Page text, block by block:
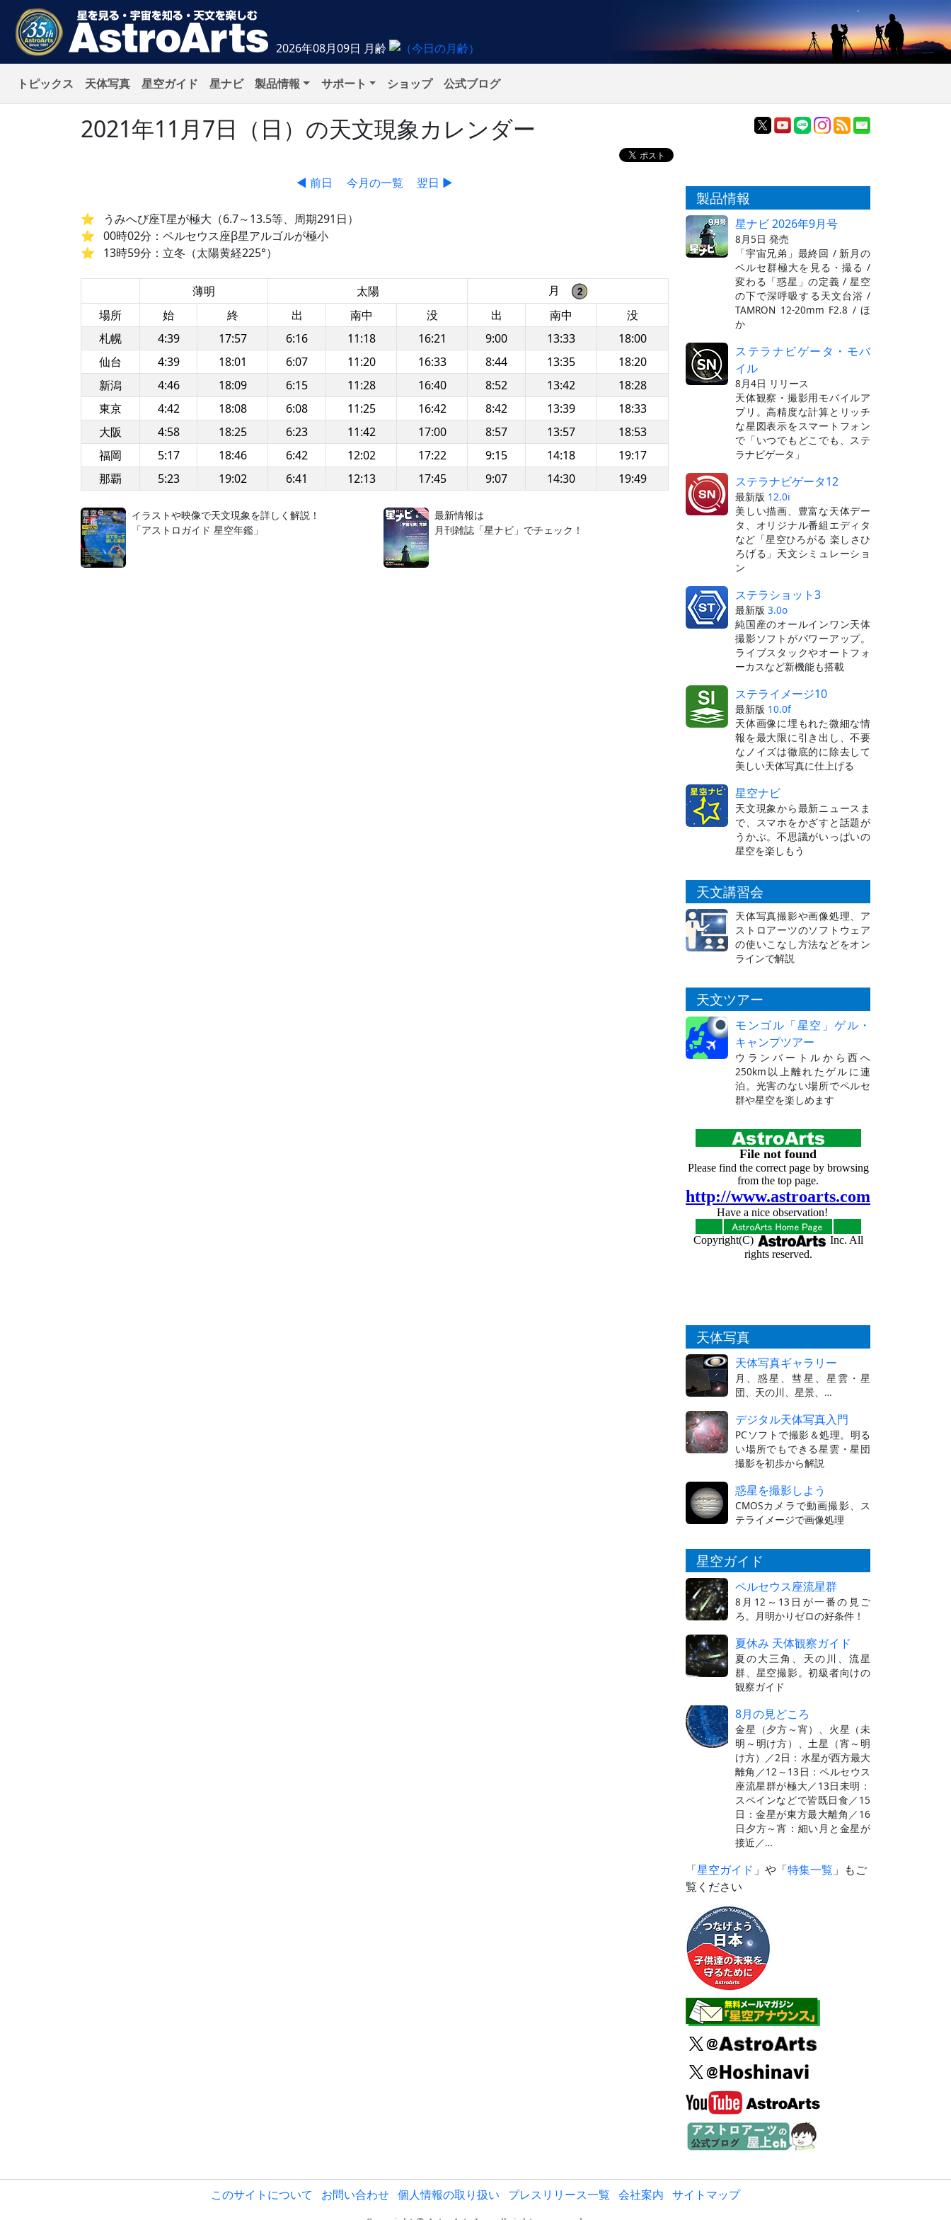
2026年08月09日 月齢
トピックス 天体写真 星空ガイド 星ナビ 製品情報 サポート ショップ 公式ブログ
2021年11月7日（日）の天文現象カレンダー
◀ 前日 今月の一覧 翌日 ▶
うみへび座T星が極大（6.7～13.5等、周期291日）
00時02分：ペルセウス座β星アルゴルが極小
13時59分：立冬（太陽黄経225°）
薄明 太陽
月
場所
始 終 出 南中 没 出 南中
没
札幌
4:39 17:57 6:16 11:18 16:21 9:00 13:33
18:00
仙台
4:39 18:01 6:07 11:20 16:33 8:44 13:35
18:20
新潟
4:46 18:09 6:15 11:28 16:40 8:52 13:42
18:28
東京
4:42 18:08 6:08 11:25 16:42 8:42 13:39
18:33
大阪
4:58 18:25 6:23 11:42 17:00 8:57 13:57
18:53
福岡
5:17 18:46 6:42 12:02 17:22 9:15 14:18
19:17
那覇
5:23 19:02 6:41 12:13 17:45 9:07 14:30 19:49
イラストや映像で天文現象を詳しく解説！
「アストロガイド 星空年鑑」
最新情報は
月刊雑誌「星ナビ」でチェック！
製品情報
星ナビ 2026年9月号
8月5日 発売
「宇宙兄弟」最終回 / 新月の
ペルセ群極大を見る・撮る /
変わる「惑星」の定義 / 星空
の下で深呼吸する天文台浴 /
TAMRON 12-20mm F2.8 / ほ
か
ステラナビゲータ・モバ
イル
8月4日 リリース
天体観察・撮影用モバイルア
プリ。高精度な計算とリッチ
な星図表示をスマートフォン
で「いつでもどこでも、ステ
ラナビゲータ」
ステラナビゲータ12
最新版 12.0i
美しい描画、豊富な天体デー
タ、オリジナル番組エディタ
など「星空ひろがる 楽しさひ
ろげる」天文シミュレーショ
ン
ステラショット3
最新版 3.0o
純国産のオールインワン天体
撮影ソフトがパワーアップ。
ライブスタックやオートフォ
ーカスなど新機能も搭載
ステライメージ10
最新版 10.0f
天体画像に埋もれた微細な情
報を最大限に引き出し、不要
なノイズは徹底的に除去して
美しい天体写真に仕上げる
星空ナビ
天文現象から最新ニュースま
で、スマホをかざすと話題が
うかぶ。不思議がいっぱいの
星空を楽しもう
天文講習会
天体写真撮影や画像処理、ア
ストロアーツのソフトウェア
の使いこなし方法などをオン
ラインで解説
天文ツアー
モンゴル「星空」ゲル・
キャンプツアー
ウランバートルから西へ
250km以上離れたゲルに連
泊。光害のない場所でペルセ
群や星空を楽しめます
天体写真
天体写真ギャラリー
月、惑星、彗星、星雲・星
団、天の川、星景、…
デジタル天体写真入門
PCソフトで撮影＆処理。明る
い場所でもできる星雲・星団
撮影を初歩から解説
惑星を撮影しよう
CMOSカメラで動画撮影、ス
テライメージで画像処理
星空ガイド
ペルセウス座流星群
8月12～13日が一番の見ご
ろ。月明かりゼロの好条件！
夏休み 天体観察ガイド
夏の大三角、天の川、流星
群、星空撮影。初級者向けの
観察ガイド
8月の見どころ
金星（夕方～宵）、火星（未
明～明け方）、土星（宵～明
け方）／2日：水星が西方最大
離角／12～13日：ペルセウス
座流星群が極大／13日未明：
スペインなどで皆既日食／15
日：金星が東方最大離角／16
日夕方～宵：細い月と金星が
接近／…
「星空ガイド 」や「特集一覧 」もご
覧ください
このサイトについて お問い合わせ 個人情報の取り扱い プレスリリース一覧 会社案内 サイトマップ